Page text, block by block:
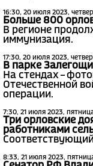
16:30, 20 июля 2023,
Больше 800
В регионе
иммунизация.
17:30, 20 июля 2023,
В парке
На стендах –
Отечественной
операции.
7:30, 21 июля 2023,
Три орловские
работниками
8:33, 21 июля 2023,